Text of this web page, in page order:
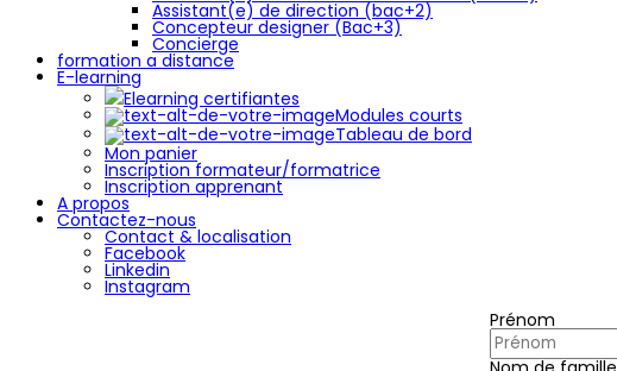
Assistant(e) de direction (bac+2)
Concepteur designer (Bac+3)
Concierge
formation a distance
E-learning
Elearning certifiantes
Modules courts
Tableau de bord
Mon panier
Inscription formateur/formatrice
Inscription apprenant
A propos
Contactez-nous
Contact & localisation
Facebook
Linkedin
Instagram
Prénom